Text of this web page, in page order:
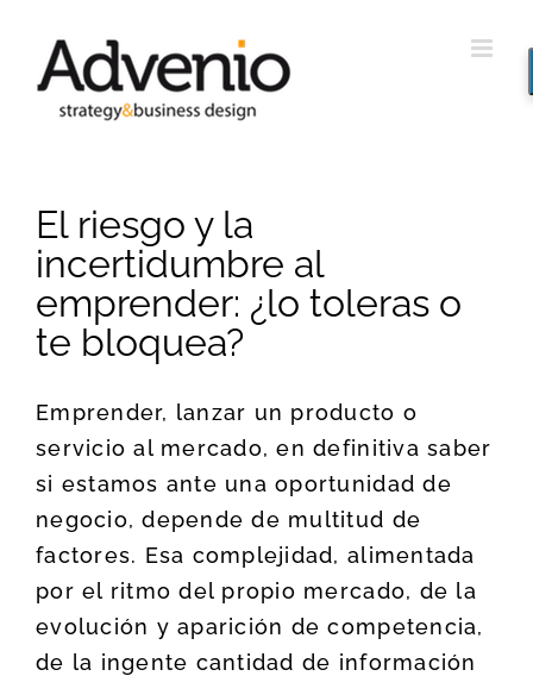
contenido
El riesgo y la
incertidumbre al
emprender: ¿lo toleras o
te bloquea?
Emprender, lanzar un producto o
servicio al mercado, en definitiva saber
si estamos ante una oportunidad de
negocio, depende de multitud de
factores. Esa complejidad, alimentada
por el ritmo del propio mercado, de la
evolución y aparición de competencia,
de la ingente cantidad de información